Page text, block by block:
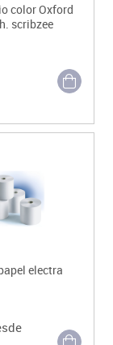
color Oxford
scribzee
electra